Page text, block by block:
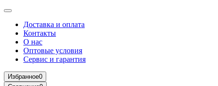
Доставка и оплата
Контакты
О нас
Оптовые условия
Сервис и гарантия
Избранное0